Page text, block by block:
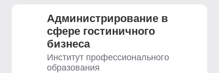
Администрирование в
сфере гостиничного
бизнеса
Институт профессионального
образования